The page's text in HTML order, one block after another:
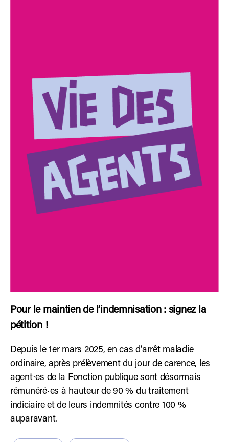
Pour le maintien de l’indemnisation : signez la
pétition !
Depuis le 1er mars 2025, en cas d’arrêt maladie
ordinaire, après prélèvement du jour de carence, les
agent⋅es de la Fonction publique sont désormais
rémunéré·es à hauteur de 90 % du traitement
indiciaire et de leurs indemnités contre 100 %
auparavant.